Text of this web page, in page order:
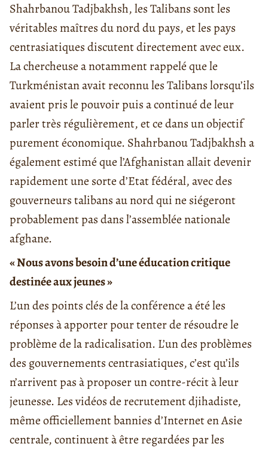
Shahrbanou Tadjbakhsh, les Talibans sont les
véritables maîtres du nord du pays, et les pays
centrasiatiques discutent directement avec eux.
La chercheuse a notamment rappelé que le
Turkménistan avait reconnu les Talibans lorsqu’ils
avaient pris le pouvoir puis a continué de leur
parler très régulièrement, et ce dans un objectif
purement économique. Shahrbanou Tadjbakhsh a
également estimé que l’Afghanistan allait devenir
rapidement une sorte d’Etat fédéral, avec des
gouverneurs talibans au nord qui ne siégeront
probablement pas dans l’assemblée nationale
afghane.
« Nous avons besoin d’une éducation critique
destinée aux jeunes »
L’un des points clés de la conférence a été les
réponses à apporter pour tenter de résoudre le
problème de la radicalisation. L’un des problèmes
des gouvernements centrasiatiques, c’est qu’ils
n’arrivent pas à proposer un contre-récit à leur
jeunesse. Les vidéos de recrutement djihadiste,
même officiellement bannies d’Internet en Asie
centrale, continuent à être regardées par les